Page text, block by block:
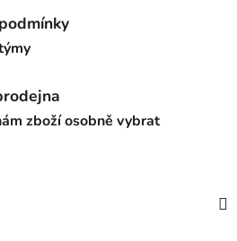
zboží osobně vybrat